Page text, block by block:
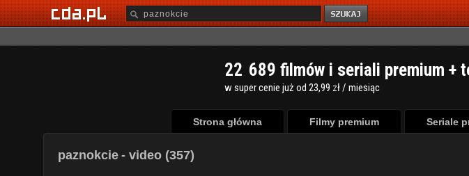
22 689 filmów i seriali premium +
w super cenie już od 23,99 zł / miesiąc
Strona główna Filmy premium Seriale
paznokcie - video (357)